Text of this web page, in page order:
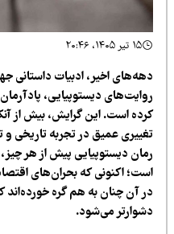
اخیر، ادبیات داستانی جهان
دیستوپیایی،
است. این گرایش، بیش از آنکه
عمیق در تجربه تاریخی و
دیستوپیایی پیش از هر چیز،
اکنونی که بحران‌های
آن چنان به هم گره خورده‌اند که
می‌شود.